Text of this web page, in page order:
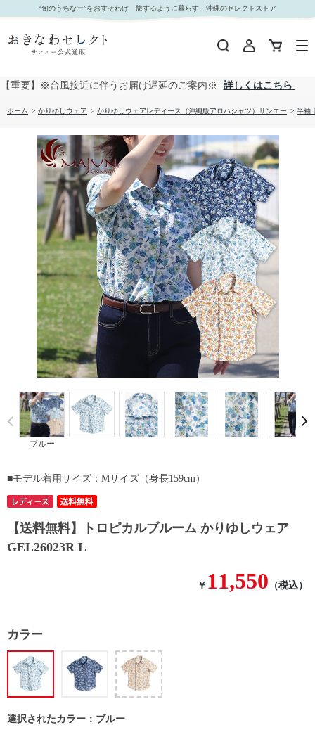
【送料無料】トロピカルブルーム かりゆしウェア GEL26023R L｜おきなわセレクト サンエー
公式通販
“旬のうちなー”をおすそわけ 旅するように暮らす、沖縄のセレクトストア
【重要】※台風接近に伴うお届け遅延のご案内※ 詳しくはこちら
ホーム > かりゆしウェア > かりゆしウェアレディース（沖縄版アロハシャツ）サンエー > 半袖
ブルー
Prev
【送料無料】トロピカルブルーム かりゆしウェア
GEL26023R L
￥ 11,550 （税込）
カラー
選択されたカラー：ブルー
■モデル着用サイズ：Mサイズ（身長159cm）